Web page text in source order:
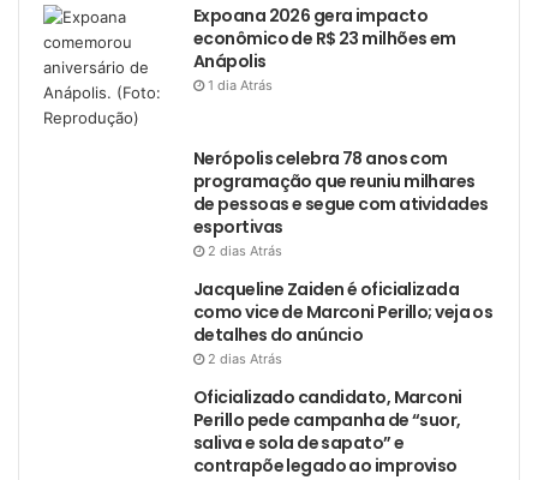
Expoana 2026 gera impacto
econômico de R$ 23 milhões em
Anápolis
1 dia Atrás
Nerópolis celebra 78 anos com
programação que reuniu milhares
de pessoas e segue com atividades
esportivas
2 dias Atrás
Jacqueline Zaiden é oficializada
como vice de Marconi Perillo; veja os
detalhes do anúncio
2 dias Atrás
Oficializado candidato, Marconi
Perillo pede campanha de “suor,
saliva e sola de sapato” e
contrapõe legado ao improviso